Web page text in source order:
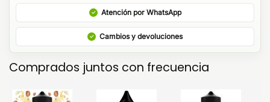
Atención por WhatsApp
Cambios y devoluciones
Comprados juntos con frecuencia